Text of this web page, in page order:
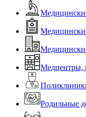
Медцентры,
Родильные